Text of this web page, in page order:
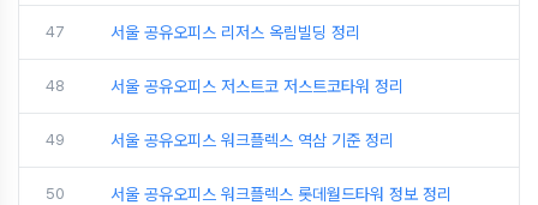
47 서울 공유오피스 리저스 옥림빌딩 정리
48 서울 공유오피스 저스트코 저스트코타워 정리
49 서울 공유오피스 워크플렉스 역삼 기준 정리
50 서울 공유오피스 워크플렉스 롯데월드타워 정보 정리